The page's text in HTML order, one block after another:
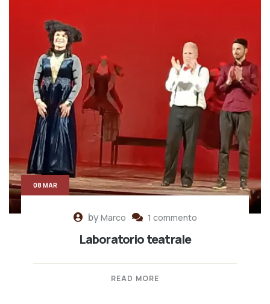
byMarco 1 commento
Laboratorio teatrale
READ MORE
08 MAR